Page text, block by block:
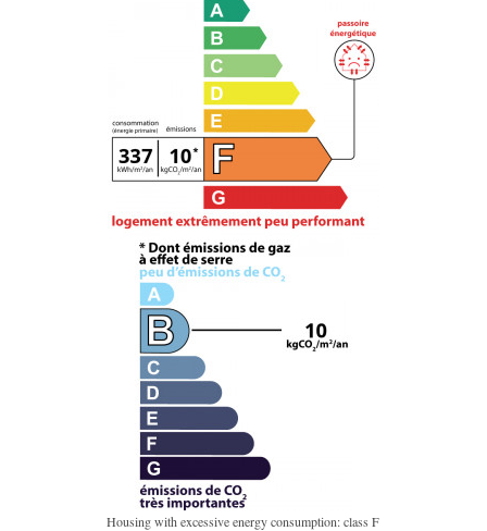
Housing with excessive energy consumption: class F